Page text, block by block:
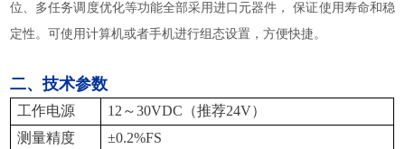
位、多任务调度优化等功能全部采用进口元器件， 保证使用寿命和稳
定性。可使用计算机或者手机进行组态设置，方便快捷。
二、技术参数
工作电源 12 ～30VDC（推荐24V）
测量精度
±0.2%FS